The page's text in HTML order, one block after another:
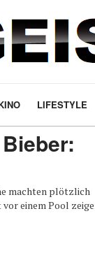
LIFESTYLE
machten plötzlich
einem Pool